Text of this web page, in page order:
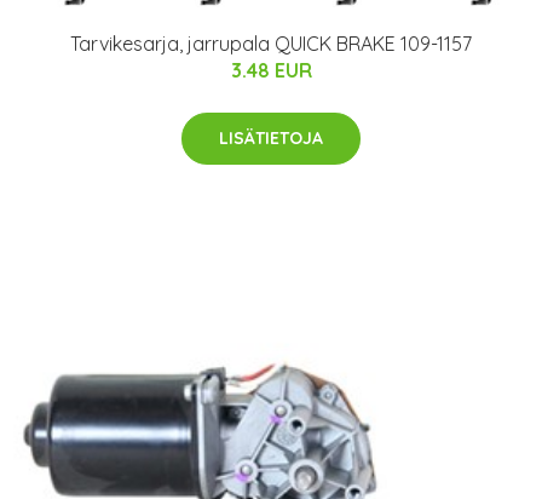
Tarvikesarja, jarrupala QUICK BRAKE 109-1157
3.48 EUR
LISÄTIETOJA